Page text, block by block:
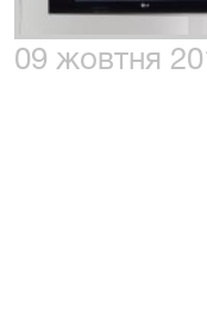
09 жовтня